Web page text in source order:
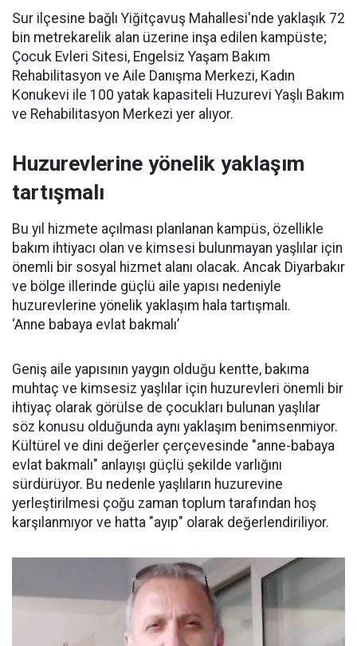
Sur ilçesine bağlı Yiğitçavuş Mahallesi'nde yaklaşık 72
bin metrekarelik alan üzerine inşa edilen kampüste;
Çocuk Evleri Sitesi, Engelsiz Yaşam Bakım
Rehabilitasyon ve Aile Danışma Merkezi, Kadın
Konukevi ile 100 yatak kapasiteli Huzurevi Yaşlı Bakım
ve Rehabilitasyon Merkezi yer alıyor.
Huzurevlerine yönelik yaklaşım
tartışmalı
Bu yıl hizmete açılması planlanan kampüs, özellikle
bakım ihtiyacı olan ve kimsesi bulunmayan yaşlılar için
önemli bir sosyal hizmet alanı olacak. Ancak Diyarbakır
ve bölge illerinde güçlü aile yapısı nedeniyle
huzurevlerine yönelik yaklaşım hala tartışmalı.
‘Anne babaya evlat bakmalı’
Geniş aile yapısının yaygın olduğu kentte, bakıma
muhtaç ve kimsesiz yaşlılar için huzurevleri önemli bir
ihtiyaç olarak görülse de çocukları bulunan yaşlılar
söz konusu olduğunda aynı yaklaşım benimsenmiyor.
Kültürel ve dini değerler çerçevesinde "anne-babaya
evlat bakmalı" anlayışı güçlü şekilde varlığını
sürdürüyor. Bu nedenle yaşlıların huzurevine
yerleştirilmesi çoğu zaman toplum tarafından hoş
karşılanmıyor ve hatta "ayıp" olarak değerlendiriliyor.